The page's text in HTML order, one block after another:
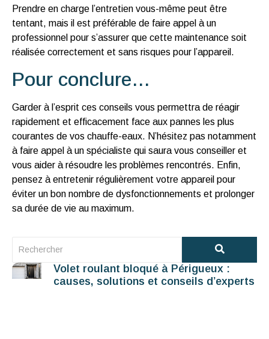
Prendre en charge l’entretien vous-même peut être
tentant, mais il est préférable de faire appel à un
professionnel pour s’assurer que cette maintenance soit
réalisée correctement et sans risques pour l’appareil.
Pour conclure…
Garder à l’esprit ces conseils vous permettra de réagir
rapidement et efficacement face aux pannes les plus
courantes de vos chauffe-eaux. N’hésitez pas notamment
à faire appel à un spécialiste qui saura vous conseiller et
vous aider à résoudre les problèmes rencontrés. Enfin,
pensez à entretenir régulièrement votre appareil pour
éviter un bon nombre de dysfonctionnements et prolonger
sa durée de vie au maximum.
Volet roulant bloqué à Périgueux :
causes, solutions et conseils d’experts